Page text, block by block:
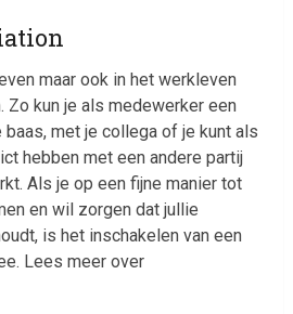
maar ook in het werkleven
Zo kun je als medewerker een
met je collega of je kunt als
hebben met een andere partij
Als je op een fijne manier tot
en wil zorgen dat jullie
is het inschakelen van een
Lees meer over